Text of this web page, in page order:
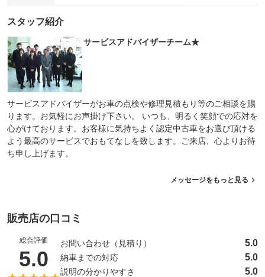
スタッフ紹介
サービスアドバイザーチーム★
サービスアドバイザーがお車の点検や修理見積もり等のご相談を賜
ります。お気軽にお声掛け下さい。 いつも、明るく笑顔での応対を
心がけております。お客様に気持ちよく認定中古車をお選び頂ける
よう最高のサービスでおもてなしを致します。ご来店、心よりお待
ち申し上げます。
メッセージをもっと見る
販売店の口コミ
総合評価
5.0 （5点満点中）
お問い合わせ（見積り） 5.0
納車までの対応 5.0
説明の分かりやすさ 5.0